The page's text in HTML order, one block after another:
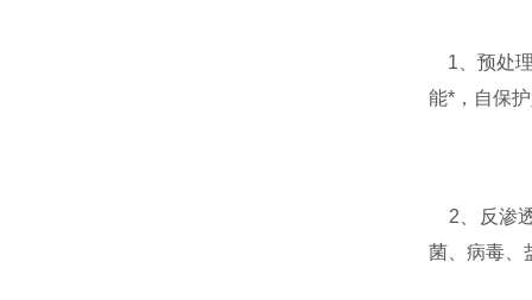
1、预处理
能*，自保
2、反渗
菌、病毒、